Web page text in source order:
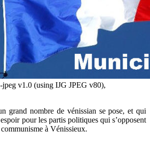
v1.0 (using IJG JPEG v80),
grand nombre de vénissian se pose, et qui
pour les partis politiques qui s’opposent
à Vénissieux.